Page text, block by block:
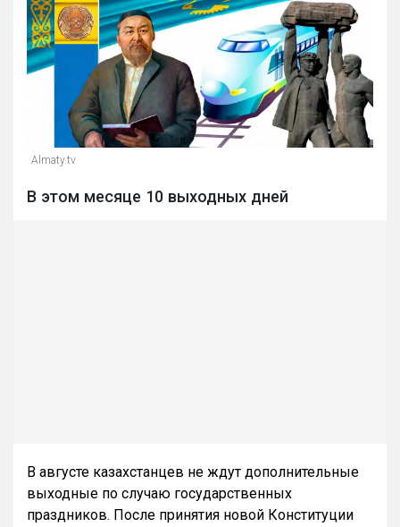
Almaty.tv
В этом месяце 10 выходных дней
В августе казахстанцев не ждут дополнительные
выходные по случаю государственных
праздников. После принятия новой Конституции